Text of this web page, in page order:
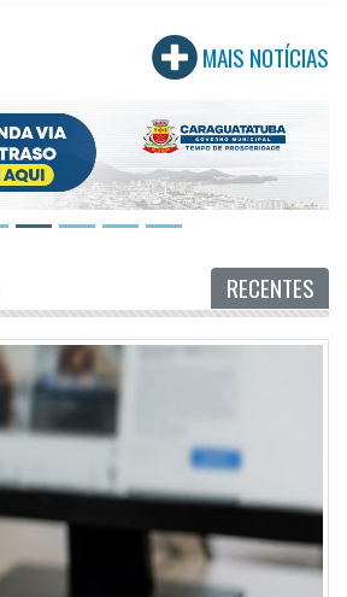
MAIS NOTÍCIAS
RECENTES